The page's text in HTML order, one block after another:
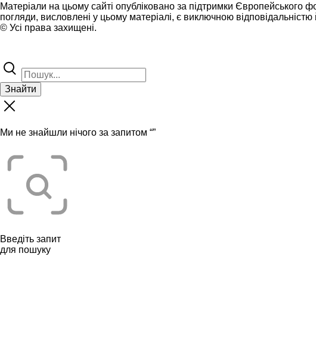
Матеріали на цьому сайті опубліковано за підтримки Європейського
погляди, висловлені у цьому матеріалі, є виключною відповідальністю
© Усі права захищені.
Знайти
Ми не знайшли нічого за запитом “”
Введіть запит
для пошуку